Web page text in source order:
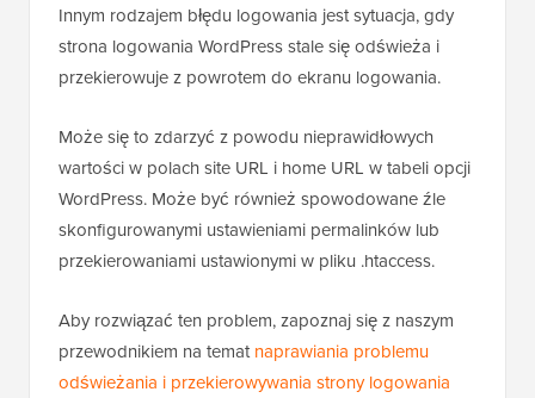
Innym rodzajem błędu logowania jest sytuacja, gdy
strona logowania WordPress stale się odświeża i
przekierowuje z powrotem do ekranu logowania.
Może się to zdarzyć z powodu nieprawidłowych
wartości w polach site URL i home URL w tabeli opcji
WordPress. Może być również spowodowane źle
skonfigurowanymi ustawieniami permalinków lub
przekierowaniami ustawionymi w pliku .htaccess.
Aby rozwiązać ten problem, zapoznaj się z naszym
przewodnikiem na tematnaprawiania problemu
odświeżania i przekierowywania strony logowania